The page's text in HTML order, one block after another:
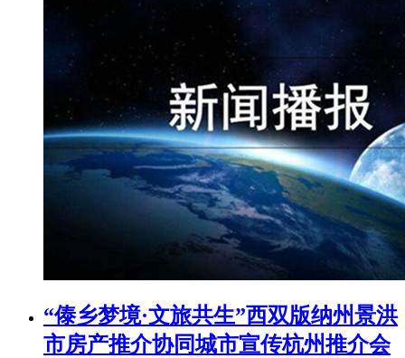
“傣乡梦境·文旅共生”西双版纳州景洪
市房产推介协同城市宣传杭州推介会